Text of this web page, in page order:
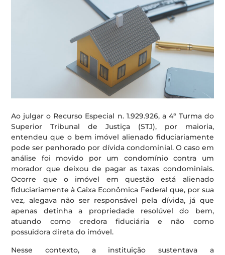
Ao julgar o Recurso Especial n. 1.929.926, a 4ª Turma do
Superior Tribunal de Justiça (STJ), por maioria,
entendeu que o bem imóvel alienado fiduciariamente
pode ser penhorado por dívida condominial. O caso em
análise foi movido por um condomínio contra um
morador que deixou de pagar as taxas condominiais.
Ocorre que o imóvel em questão está alienado
fiduciariamente à Caixa Econômica Federal que, por sua
vez, alegava não ser responsável pela dívida, já que
apenas detinha a propriedade resolúvel do bem,
atuando como credora fiduciária e não como
possuidora direta do imóvel.
Nesse contexto, a instituição sustentava a